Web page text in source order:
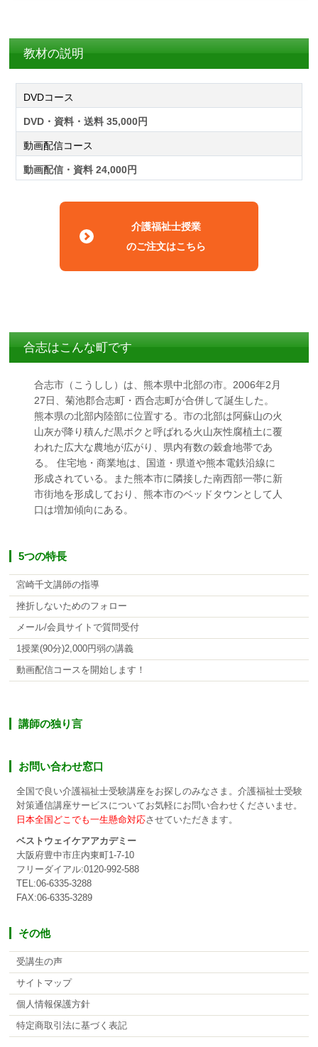
教材の説明
DVDコース
DVD・資料・送料 35,000円
動画配信コース
動画配信・資料 24,000円
介護福祉士授業
のご注文はこちら
合志はこんな町です
合志市（こうしし）は、熊本県中北部の市。2006年2月
27日、菊池郡合志町・西合志町が合併して誕生した。
熊本県の北部内陸部に位置する。市の北部は阿蘇山の火
山灰が降り積んだ黒ボクと呼ばれる火山灰性腐植土に覆
われた広大な農地が広がり、県内有数の穀倉地帯であ
る。 住宅地・商業地は、国道・県道や熊本電鉄沿線に
形成されている。また熊本市に隣接した南西部一帯に新
市街地を形成しており、熊本市のベッドタウンとして人
口は増加傾向にある。
5つの特長
宮崎千文講師の指導
挫折しないためのフォロー
メール/会員サイトで質問受付
1授業(90分)2,000円弱の講義
動画配信コースを開始します！
講師の独り言
お問い合わせ窓口
全国で良い介護福祉士受験講座をお探しのみなさま。介護福祉士受験
対策通信講座サービスについてお気軽にお問い合わせくださいませ。
日本全国どこでも一生懸命対応させていただきます。
ベストウェイケアアカデミー
大阪府豊中市庄内東町1-7-10
フリーダイアル:0120-992-588
TEL:06-6335-3288
FAX:06-6335-3289
その他
受講生の声
サイトマップ
個人情報保護方針
特定商取引法に基づく表記